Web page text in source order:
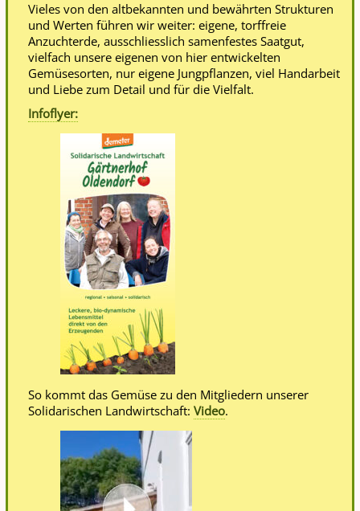
Vieles von den altbekannten und bewährten Strukturen
und Werten führen wir weiter: eigene, torffreie
Anzuchterde, ausschliesslich samenfestes Saatgut,
vielfach unsere eigenen von hier entwickelten
Gemüsesorten, nur eigene Jungpflanzen, viel Handarbeit
und Liebe zum Detail und für die Vielfalt.
Infoflyer:
So kommt das Gemüse zu den Mitgliedern unserer
Solidarischen Landwirtschaft: Video.